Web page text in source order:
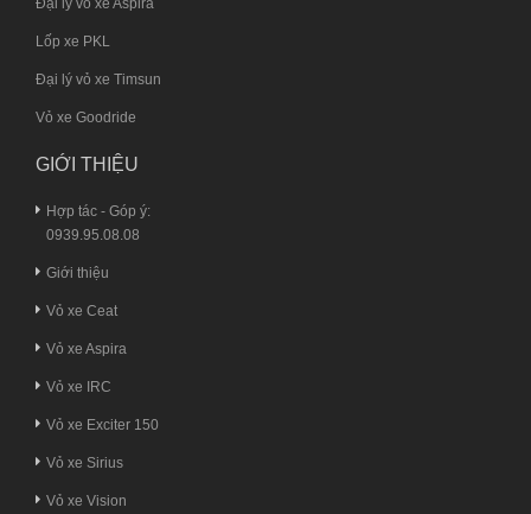
Đại lý vỏ xe Aspira
Lốp xe PKL
Đại lý vỏ xe Timsun
Vỏ xe Goodride
GIỚI THIỆU
Hợp tác - Góp ý:
0939.95.08.08
Giới thiệu
Vỏ xe Ceat
Vỏ xe Aspira
Vỏ xe IRC
Vỏ xe Exciter 150
Vỏ xe Sirius
Vỏ xe Vision